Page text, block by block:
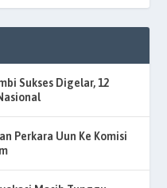
Sukses Digelar, 12
Perkara Uun Ke Komisi